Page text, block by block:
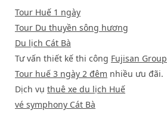
Tour Huế 1 ngày
Tour Du thuyền sông hương
Du lịch Cát Bà
Tư vấn thiết kế thi công Fujisan Group
Tour huế 3 ngày 2 đêm nhiều ưu đãi.
Dịch vụ thuê xe du lịch Huế
vé symphony Cát Bà